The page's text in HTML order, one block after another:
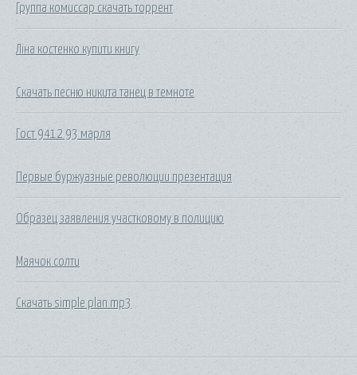
Группа комиссар скачать торрент
Ліна костенко купити книгу
Скачать песню никита танец в темноте
Гост 9412 93 марля
Первые буржуазные революции презентация
Образец заявления участковому в полицию
Маячок солти
Скачать simple plan mp3